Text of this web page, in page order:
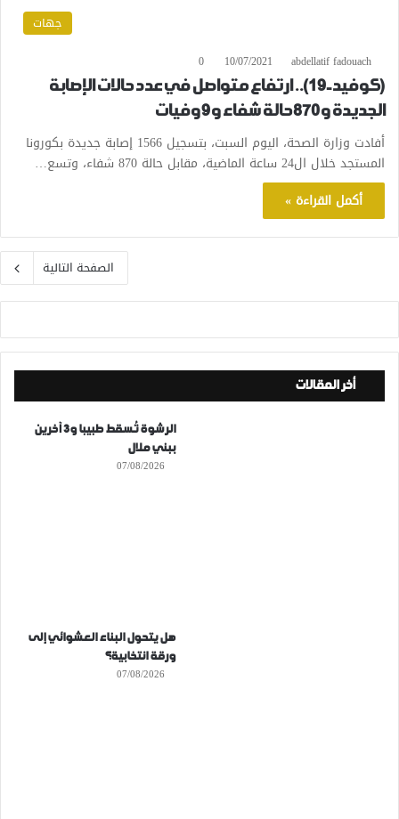
جهات
abdellatif fadouach
10/07/2021
0
(كوفيد-19).. ارتفاع متواصل في عدد حالات الإصابة
الجديدة و870 حالة شفاء و9 وفيات
أفادت وزارة الصحة، اليوم السبت، بتسجيل 1566 إصابة جديدة بكورونا
المستجد خلال ال24 ساعة الماضية، مقابل حالة 870 شفاء، وتسع…
أكمل القراءة »
الصفحة التالية
أخر المقالات
الرشوة تُسقط طبيبا و3 آخرين
ببني ملال
07/08/2026
هل يتحول البناء العشوائي إلى
ورقة انتخابية؟
07/08/2026